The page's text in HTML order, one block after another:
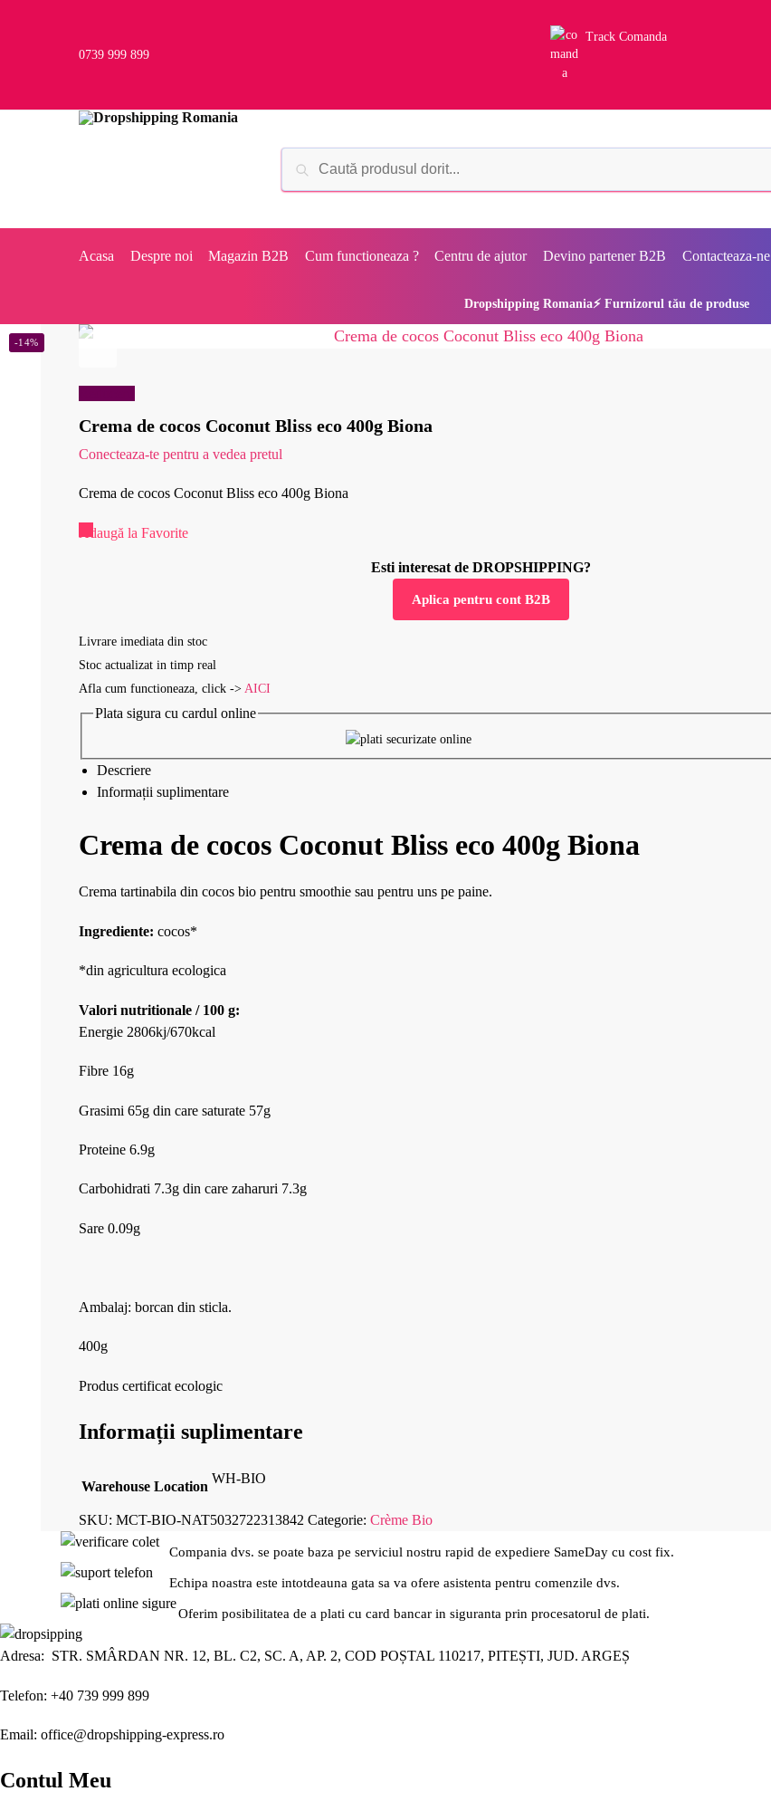
0739 999 899
Track Comanda
Acasa Despre noi Magazin B2B Cum functioneaza ? Centru de ajutor Devino partener B2B Contacteaza-ne
Dropshipping Romania⚡ Furnizorul tău de produse
Crema de cocos Coconut Bliss eco 400g Biona
Conecteaza-te pentru a vedea pretul
-14%
Crema de cocos Coconut Bliss eco 400g Biona
Adaugă la Favorite
Esti interesat de DROPSHIPPING?
Aplica pentru cont B2B
Livrare imediata din stoc
Stoc actualizat in timp real
Afla cum functioneaza, click -> AICI
Plata sigura cu cardul online
Descriere
Informații suplimentare
Crema de cocos Coconut Bliss eco 400g Biona
Crema tartinabila din cocos bio pentru smoothie sau pentru uns pe paine.
Ingrediente: cocos*
*din agricultura ecologica
Valori nutritionale / 100 g:
Energie 2806kj/670kcal
Fibre 16g
Grasimi 65g din care saturate 57g
Proteine 6.9g
Carbohidrati 7.3g din care zaharuri 7.3g
Sare 0.09g
Ambalaj: borcan din sticla.
400g
Produs certificat ecologic
Informații suplimentare
Warehouse Location
WH-BIO
SKU: MCT-BIO-NAT5032722313842 Categorie: Crème Bio
Compania dvs. se poate baza pe serviciul nostru rapid de expediere SameDay cu cost fix.
Echipa noastra este intotdeauna gata sa va ofere asistenta pentru comenzile dvs.
Oferim posibilitatea de a plati cu card bancar in siguranta prin procesatorul de plati.
Adresa: STR. SMÂRDAN NR. 12, BL. C2, SC. A, AP. 2, COD POȘTAL 110217, PITEȘTI, JUD. ARGEȘ
Telefon: +40 739 999 899
Email: office@dropshipping-express.ro
Contul Meu